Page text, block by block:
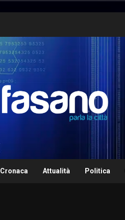
Cronaca Attualità Politica